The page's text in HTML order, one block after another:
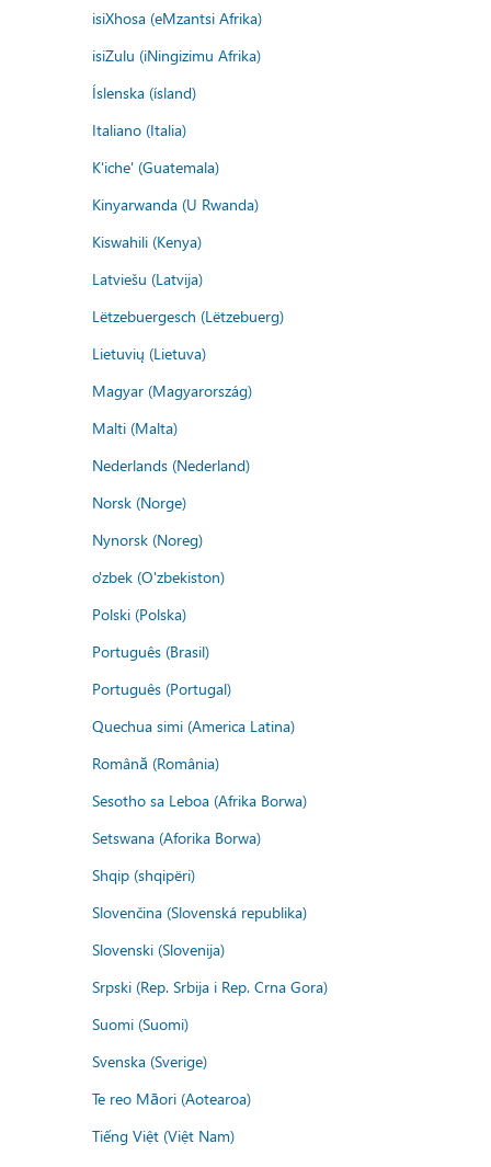
isiXhosa (eMzantsi Afrika)
isiZulu (iNingizimu Afrika)
Íslenska (ísland)
Italiano (Italia)
K'iche' (Guatemala)
Kinyarwanda (U Rwanda)
Kiswahili (Kenya)
Latviešu (Latvija)
Lëtzebuergesch (Lëtzebuerg)
Lietuvių (Lietuva)
Magyar (Magyarország)
Malti (Malta)
Nederlands (Nederland)
Norsk (Norge)
Nynorsk (Noreg)
o'zbek (O'zbekiston)
Polski (Polska)
Português (Brasil)
Português (Portugal)
Quechua simi (America Latina)
Română (România)
Sesotho sa Leboa (Afrika Borwa)
Setswana (Aforika Borwa)
Shqip (shqipëri)
Slovenčina (Slovenská republika)
Slovenski (Slovenija)
Srpski (Rep. Srbija i Rep. Crna Gora)
Suomi (Suomi)
Svenska (Sverige)
Te reo Māori (Aotearoa)
Tiếng Việt (Việt Nam)